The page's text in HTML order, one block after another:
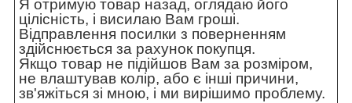
Я отримую товар назад, оглядаю його
цілісність, і висилаю Вам гроші.
Відправлення посилки з поверненням
здійснюється за рахунок покупця.
Якщо товар не підійшов Вам за розміром,
не влаштував колір, або є інші причини,
зв'яжіться зі мною, і ми вирішимо проблему.